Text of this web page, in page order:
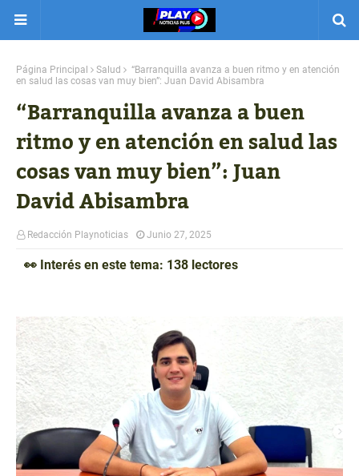
Página Principal Salud
“Barranquilla avanza a buen ritmo y en atención
en salud las cosas van muy bien”: Juan David Abisambra
“Barranquilla avanza a buen
ritmo y en atención en salud las
cosas van muy bien”: Juan
David Abisambra
Redacción Playnoticias Junio 27, 2025
👀 Interés en este tema: 138 lectores